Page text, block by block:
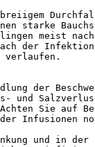
starke
meist
der Infektion
verlaufen.
der
und
Sie auf
Infusionen
und in